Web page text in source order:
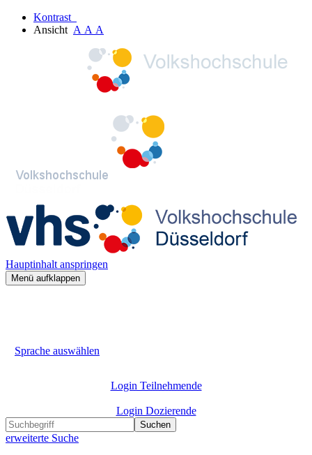
Kontrast
Ansicht A A A
Hauptinhalt anspringen
Menü aufklappen
Sprache auswählen
Login Teilnehmende
Login Dozierende
Suchen
erweiterte Suche